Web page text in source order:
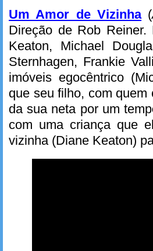
Um Amor de Vizinha(
Direção de Rob
Keaton, Michael
Sternhagen, Frankie
imóveis egocêntrico
que seu filho, com
da sua neta por um
com uma criança que
vizinha (Diane Keaton)